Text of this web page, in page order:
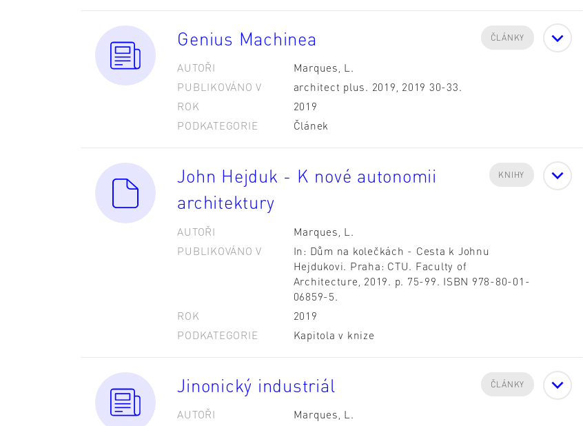
Genius Machinea ČLÁNKY
AUTOŘI
Marques, L.
PUBLIKOVÁNO V
architect plus. 2019, 2019 30-33.
ROK
2019
PODKATEGORIE
Článek
John Hejduk - K nové autonomii
architektury
KNIHY
AUTOŘI
Marques, L.
PUBLIKOVÁNO V
In: Dům na kolečkách - Cesta k Johnu
Hejdukovi. Praha: CTU. Faculty of
Architecture, 2019. p. 75-99. ISBN 978-80-01-
06859-5.
ROK
2019
PODKATEGORIE
Kapitola v knize
Jinonický industriál ČLÁNKY
AUTOŘI
Marques, L.